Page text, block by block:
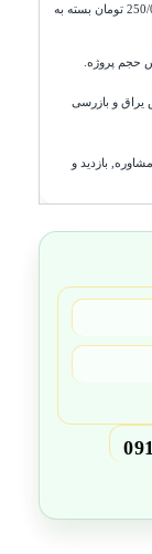
250/ تومان بسته به
یراق و بازرسی
بازدید و